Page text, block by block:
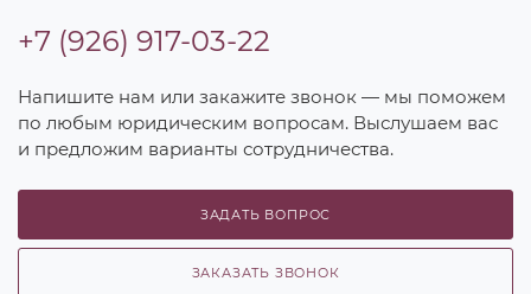
+7 (926) 917-03-22
Напишите нам или закажите звонок — мы поможем
по любым юридическим вопросам. Выслушаем вас
и предложим варианты сотрудничества.
ЗАДАТЬ ВОПРОС
ЗАКАЗАТЬ ЗВОНОК